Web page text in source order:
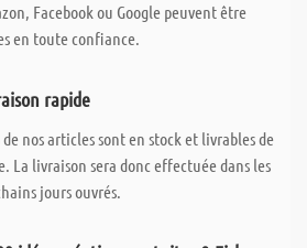
Facebook ou Google peuvent être
en toute confiance.
rapide
de nos articles sont en stock et livrables de
La livraison sera donc effectuée dans les
jours ouvrés.